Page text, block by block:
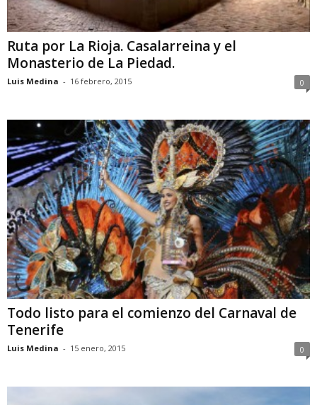
Ruta por La Rioja. Casalarreina y el
Monasterio de La Piedad.
Luis Medina - 16 febrero, 2015 0
Todo listo para el comienzo del Carnaval de
Tenerife
Luis Medina - 15 enero, 2015 0